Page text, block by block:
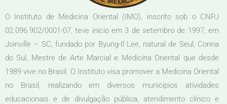
O Instituto de Medicina Oriental (IMO), inscrito sob o CNPJ
02.096.902/0001-07, teve início em 3 de setembro de 1997, em
Joinville – SC, fundado por Byung-Il Lee, natural de Seul, Coreia
do Sul, Mestre de Arte Marcial e Medicina Oriental que desde
1989 vive no Brasil. O Instituto visa promover a Medicina Oriental
no Brasil, realizando em diversos municípios atividades
educacionais e de divulgação pública, atendimento clínico e